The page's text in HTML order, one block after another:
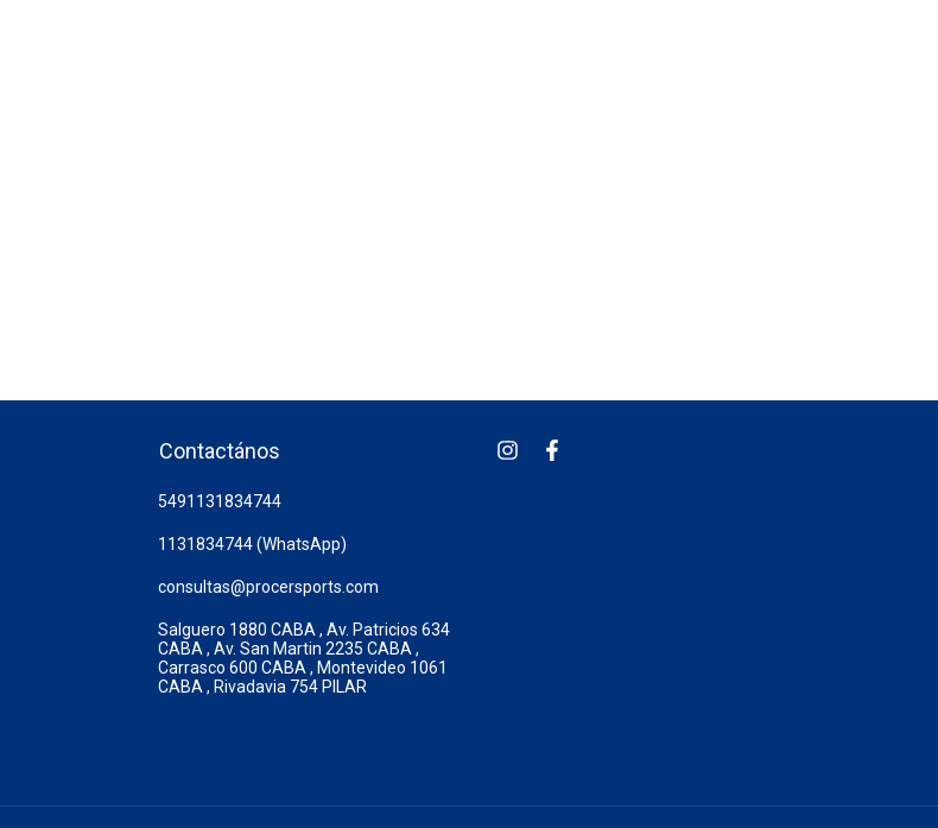
Contactános
5491131834744
1131834744 (WhatsApp)
consultas@procersports.com
Salguero 1880 CABA , Av. Patricios 634
CABA , Av. San Martin 2235 CABA ,
Carrasco 600 CABA , Montevideo 1061
CABA , Rivadavia 754 PILAR